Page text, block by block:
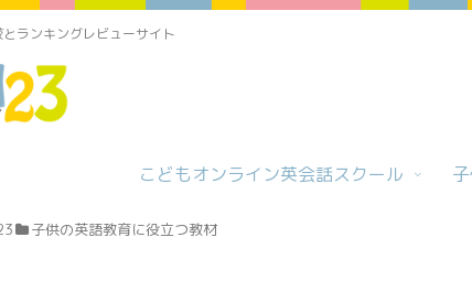
ランキングレビューサイト
こどもオンライン英会話スクール
子供の英語教育に役立つ教材